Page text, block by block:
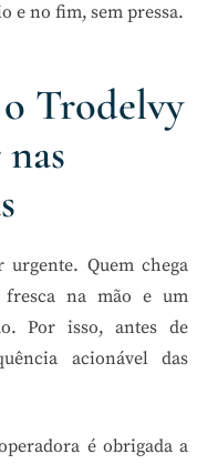
e no fim, sem pressa.
Trodelvy
urgente. Quem chega
na mão e um
Por isso, antes de
acionável das
é obrigada a